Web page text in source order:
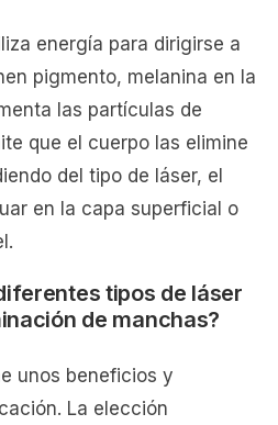
energía para dirigirse a
pigmento, melanina en la
las partículas de
que el cuerpo las elimine
del tipo de láser, el
en la capa superficial o
tipos de láser
de manchas?
unos beneficios y
La elección